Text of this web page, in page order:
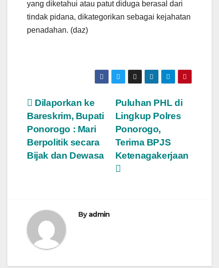
yang diketahui atau patut diduga berasal dari
tindak pidana, dikategorikan sebagai kejahatan
penadahan. (daz)
Post
navigation
Puluhan PHL di
Lingkup Polres
Ponorogo,
Terima BPJS
Ketenagakerjaan
Dilaporkan ke
Bareskrim, Bupati
Ponorogo : Mari
Berpolitik secara
Bijak dan Dewasa
Byadmin